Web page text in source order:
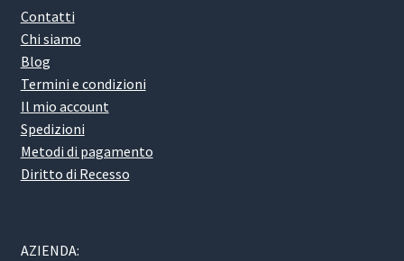
Contatti
Chi siamo
Blog
Termini e condizioni
Il mio account
Spedizioni
Metodi di pagamento
Diritto di Recesso
AZIENDA: